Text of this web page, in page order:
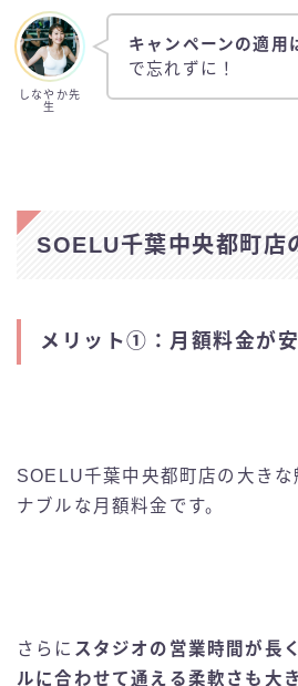
しなやか先
生
キャンペーンの適用
で忘れずに！
SOELU千葉中央都町店
メリット①：月額料金が
SOELU千葉中央都町店の大きな
ナブルな月額料金です。
さらに スタジオの営業時間が長
ルに合わせて通える柔軟さも大